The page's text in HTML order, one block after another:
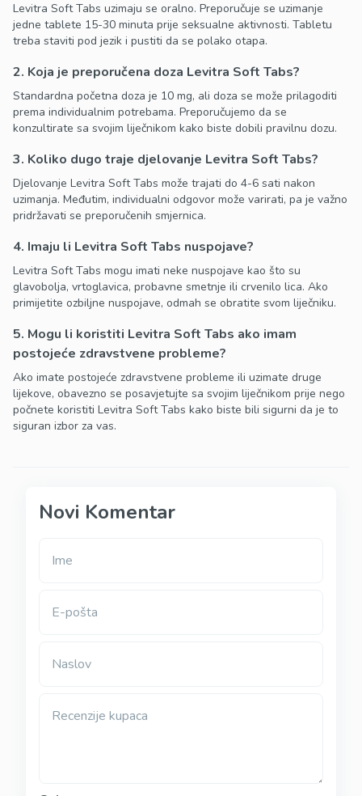
Levitra Soft Tabs uzimaju se oralno. Preporučuje se uzimanje
jedne tablete 15-30 minuta prije seksualne aktivnosti. Tabletu
treba staviti pod jezik i pustiti da se polako otapa.
2. Koja je preporučena doza Levitra Soft Tabs?
Standardna početna doza je 10 mg, ali doza se može prilagoditi
prema individualnim potrebama. Preporučujemo da se
konzultirate sa svojim liječnikom kako biste dobili pravilnu dozu.
3. Koliko dugo traje djelovanje Levitra Soft Tabs?
Djelovanje Levitra Soft Tabs može trajati do 4-6 sati nakon
uzimanja. Međutim, individualni odgovor može varirati, pa je važno
pridržavati se preporučenih smjernica.
4. Imaju li Levitra Soft Tabs nuspojave?
Levitra Soft Tabs mogu imati neke nuspojave kao što su
glavobolja, vrtoglavica, probavne smetnje ili crvenilo lica. Ako
primijetite ozbiljne nuspojave, odmah se obratite svom liječniku.
5. Mogu li koristiti Levitra Soft Tabs ako imam
postojeće zdravstvene probleme?
Ako imate postojeće zdravstvene probleme ili uzimate druge
lijekove, obavezno se posavjetujte sa svojim liječnikom prije nego
počnete koristiti Levitra Soft Tabs kako biste bili sigurni da je to
siguran izbor za vas.
Novi Komentar
Ime
E-pošta
Naslov
Recenzije kupaca